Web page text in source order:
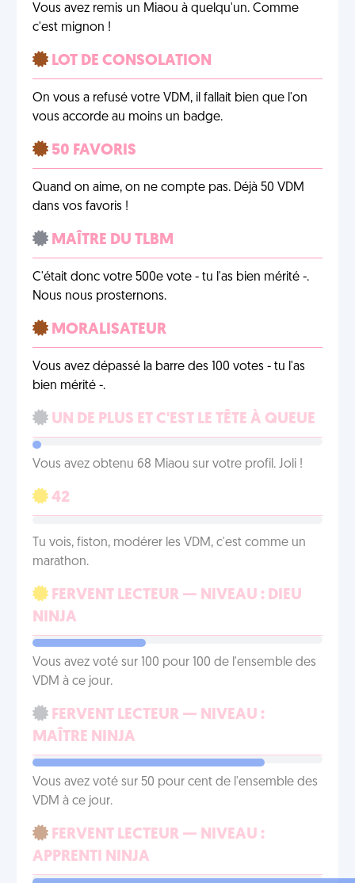
Vous avez remis un Miaou à quelqu'un. Comme
c'est mignon !
LOT DE CONSOLATION
On vous a refusé votre VDM, il fallait bien que l'on
vous accorde au moins un badge.
50 FAVORIS
Quand on aime, on ne compte pas. Déjà 50 VDM
dans vos favoris !
MAÎTRE DU TLBM
C'était donc votre 500e vote - tu l'as bien mérité -.
Nous nous prosternons.
MORALISATEUR
Vous avez dépassé la barre des 100 votes - tu l'as
bien mérité -.
UN DE PLUS ET C'EST LE TÊTE À QUEUE
Vous avez obtenu 68 Miaou sur votre profil. Joli !
42
Tu vois, fiston, modérer les VDM, c'est comme un
marathon.
FERVENT LECTEUR — NIVEAU : DIEU
NINJA
Vous avez voté sur 100 pour 100 de l'ensemble des
VDM à ce jour.
FERVENT LECTEUR — NIVEAU :
MAÎTRE NINJA
Vous avez voté sur 50 pour cent de l'ensemble des
VDM à ce jour.
FERVENT LECTEUR — NIVEAU :
APPRENTI NINJA